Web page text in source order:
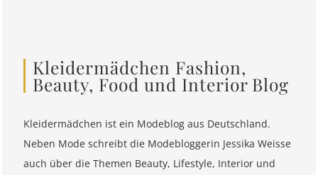
Kleidermädchen Fashion,
Beauty, Food und Interior Blog
Kleidermädchen ist ein Modeblog aus Deutschland.
Neben Mode schreibt die Modebloggerin Jessika Weisse
auch über die Themen Beauty, Lifestyle, Interior und